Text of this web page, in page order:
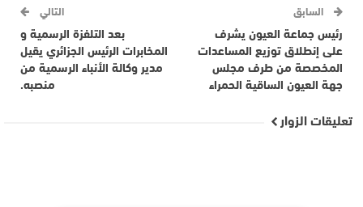
السابق
رئيس جماعة العيون يشرف
على إنطلاق توزيع المساعدات
المخصصة من طرف مجلس
جهة العيون الساقية الحمراء
التالي
بعد التلفزة الرسمية و
المخابرات الرئيس الجزائري يقيل
مدير وكالة الأنباء الرسمية من
منصبه.
تعليقات الزوار